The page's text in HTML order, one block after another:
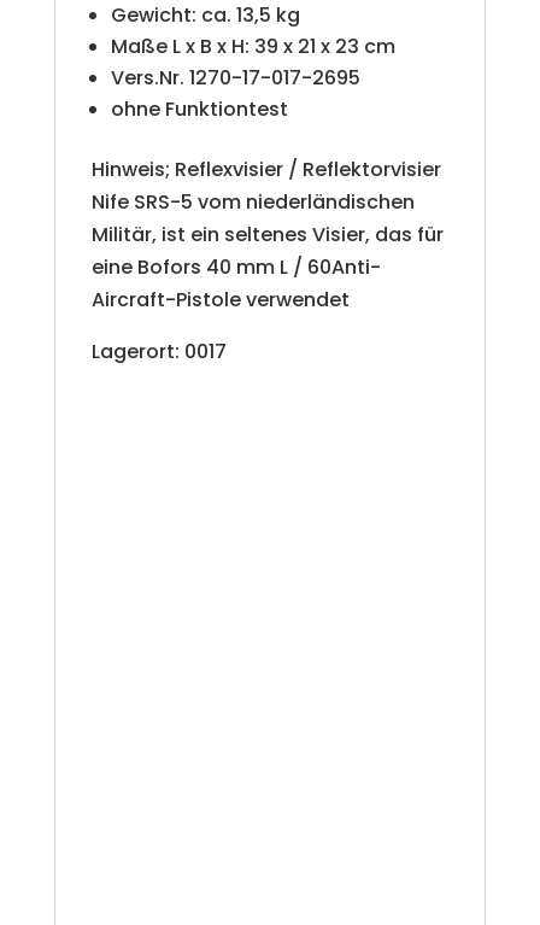
Gewicht: ca. 13,5 kg
Maße L x B x H: 39 x 21 x 23 cm
Vers.Nr. 1270-17-017-2695
ohne Funktiontest
Hinweis; Reflexvisier / Reflektorvisier
Nife SRS-5 vom niederländischen
Militär, ist ein seltenes Visier, das für
eine Bofors 40 mm L / 60Anti-
Aircraft-Pistole verwendet
Lagerort: 0017